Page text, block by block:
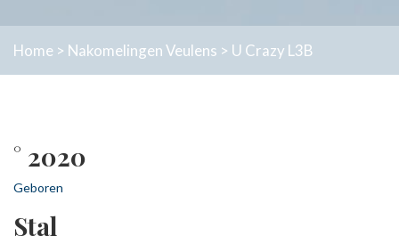
Home > NakomelingenVeulens > U Crazy L3B
° 2020
Geboren
Stal